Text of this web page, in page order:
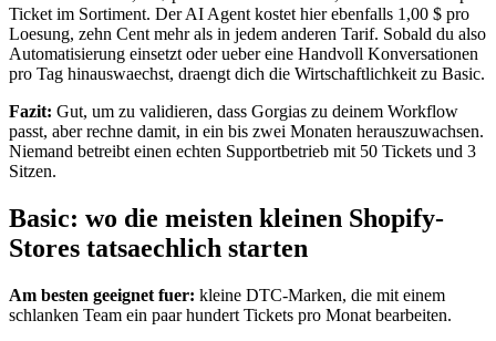
Ticket im Sortiment. Der AI Agent kostet hier ebenfalls 1,00 $ pro
Loesung, zehn Cent mehr als in jedem anderen Tarif. Sobald du also
Automatisierung einsetzt oder ueber eine Handvoll Konversationen
pro Tag hinauswaechst, draengt dich die Wirtschaftlichkeit zu Basic.
Fazit: Gut, um zu validieren, dass Gorgias zu deinem Workflow
passt, aber rechne damit, in ein bis zwei Monaten herauszuwachsen.
Niemand betreibt einen echten Supportbetrieb mit 50 Tickets und 3
Sitzen.
Basic: wo die meisten kleinen Shopify-
Stores tatsaechlich starten
Am besten geeignet fuer: kleine DTC-Marken, die mit einem
schlanken Team ein paar hundert Tickets pro Monat bearbeiten.